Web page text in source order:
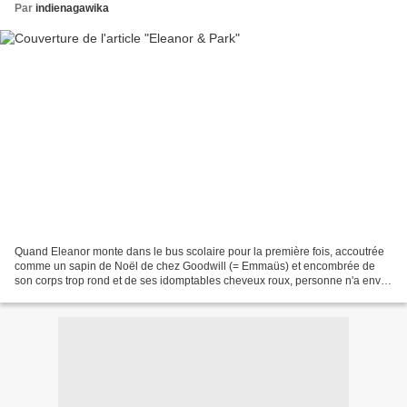
Par indienagawika
Quand Eleanor monte dans le bus scolaire pour la première fois, accoutrée
comme un sapin de Noël de chez Goodwill (= Emmaüs) et encombrée de
son corps trop rond et de ses idomptables cheveux roux, personne n'a envie